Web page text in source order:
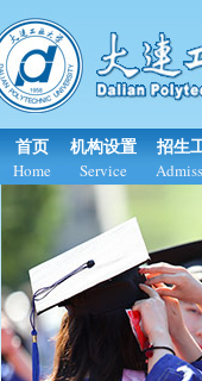
首页
Home
机构设置
Service
招生